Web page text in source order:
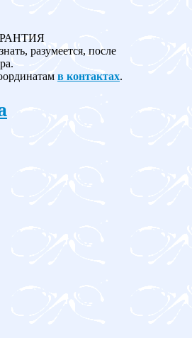
разумеется, после
в контактах.